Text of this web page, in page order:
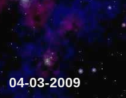
04-03-2009